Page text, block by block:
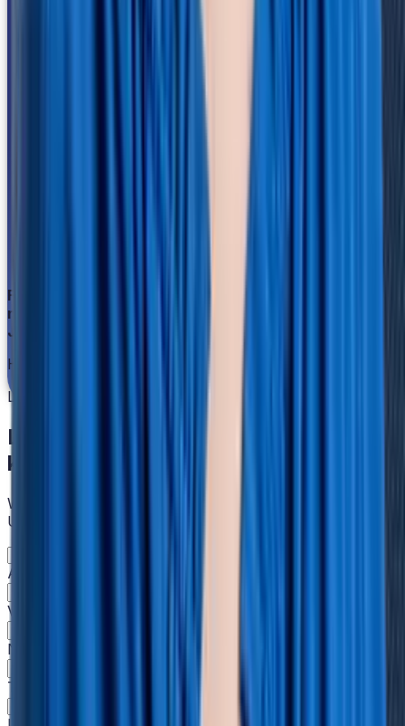
Für unsere Lohnabrechnungen brauchen wir jetzt nur
noch ein Drittel der Zeit.
Janin Hoppe
Head of HR
Löwenstark
Lassen Sie uns ins Gespräch
kommen
Wir zeigen Ihnen gerne, wie HRlab in Ihrem
Unternehmen eingesetzt werden kann.
Anrede *
Vorname *
Nachname *
Telefonnummer *